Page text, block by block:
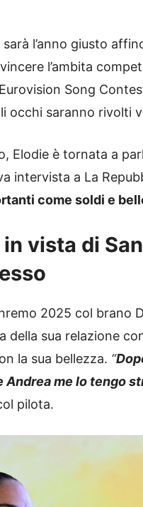
l’anno giusto
l’ambita
Song
occhi saranno rivolti
Elodie è tornata a
intervista a La
come soldi e
vista di
2025 col brano
della sua relazione
la sua bellezza. “
Andrea me lo tengo
pilota.